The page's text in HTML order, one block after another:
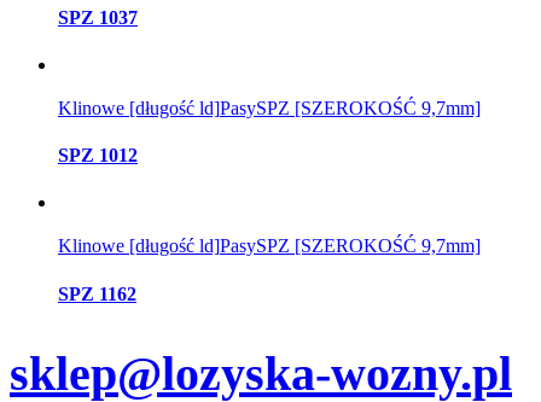
SPZ 1037
Klinowe [długość ld]PasySPZ [SZEROKOŚĆ 9,7mm]
SPZ 1012
Klinowe [długość ld]PasySPZ [SZEROKOŚĆ 9,7mm]
SPZ 1162
sklep@lozyska-wozny.pl